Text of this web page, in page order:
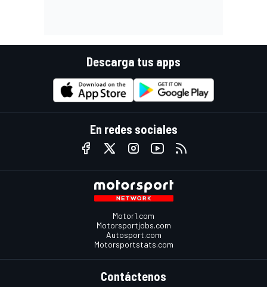
Descarga tus apps
En redes sociales
Motor1.com
Motorsportjobs.com
Autosport.com
Motorsportstats.com
Contáctenos